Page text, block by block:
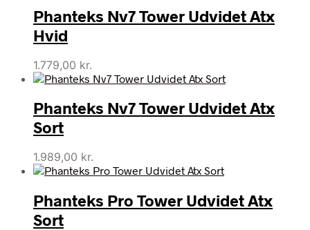
Phanteks Nv7 Tower Udvidet Atx
Hvid
1.779,00 kr.
Phanteks Nv7 Tower Udvidet Atx
Sort
1.989,00 kr.
Phanteks Pro Tower Udvidet Atx
Sort